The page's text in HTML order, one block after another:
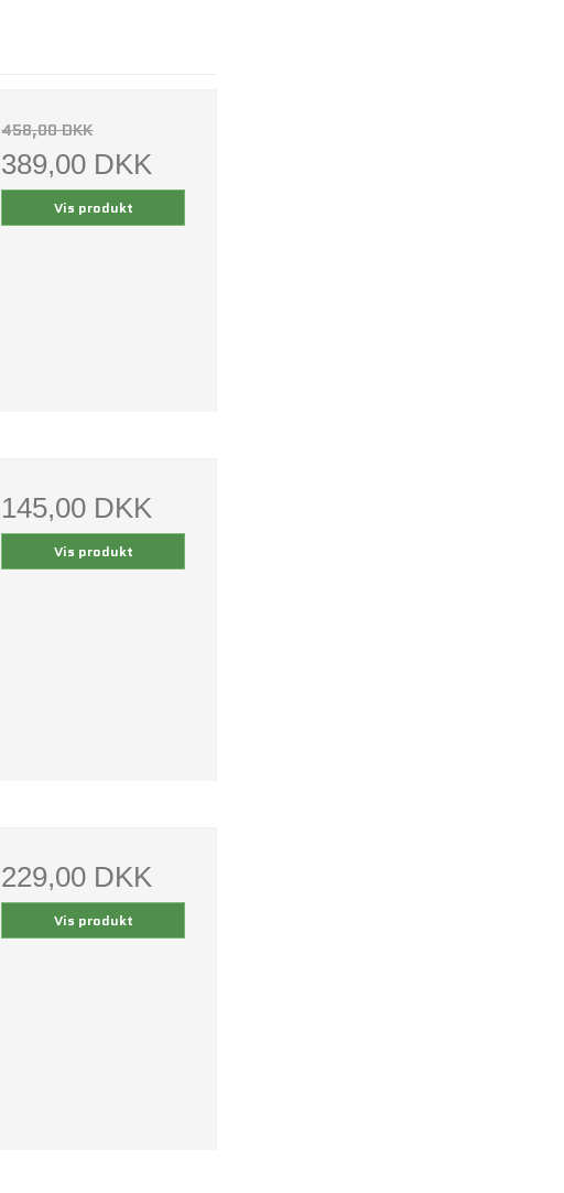
458,00 DKK
389,00 DKK
Vis produkt
145,00 DKK
Vis produkt
229,00 DKK
Vis produkt